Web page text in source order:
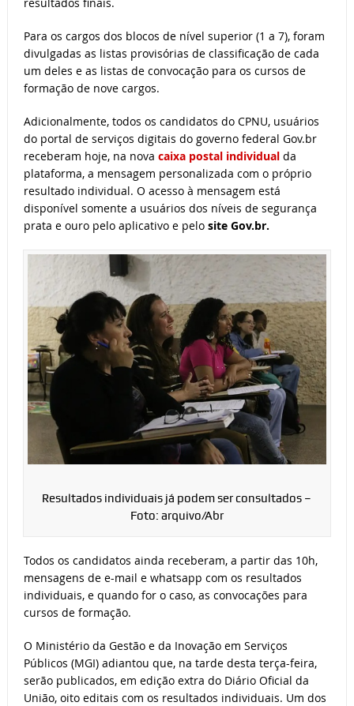
Para os cargos dos blocos de nível superior (1 a 7), foram
divulgadas as listas provisórias de classificação de cada
um deles e as listas de convocação para os cursos de
formação de nove cargos.
Adicionalmente, todos os candidatos do CPNU, usuários
do portal de serviços digitais do governo federal Gov.br
receberam hoje, na nova caixa postal individual da
plataforma, a mensagem personalizada com o próprio
resultado individual. O acesso à mensagem está
disponível somente a usuários dos níveis de segurança
prata e ouro pelo aplicativo e pelo site Gov.br.
Resultados individuais já podem ser consultados –
Foto: arquivo/Abr
Todos os candidatos ainda receberam, a partir das 10h,
mensagens de e-mail e whatsapp com os resultados
individuais, e quando for o caso, as convocações para
cursos de formação.
O Ministério da Gestão e da Inovação em Serviços
Públicos (MGI) adiantou que, na tarde desta terça-feira,
serão publicados, em edição extra do Diário Oficial da
União, oito editais com os resultados individuais. Um dos